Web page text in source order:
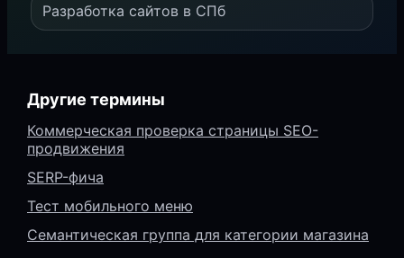
Разработка сайтов в СПб
Другие термины
Коммерческая проверка страницы SEO-
продвижения
SERP-фича
Тест мобильного меню
Семантическая группа для категории магазина